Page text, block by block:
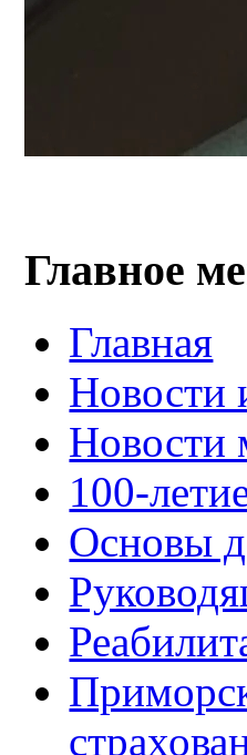
Главное
Главная
Новости
Новости
100-
Основы